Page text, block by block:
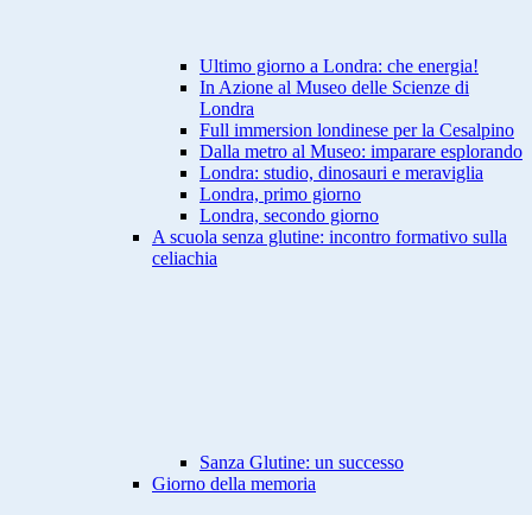
Ultimo giorno a Londra: che energia!
In Azione al Museo delle Scienze di
Londra
Full immersion londinese per la Cesalpino
Dalla metro al Museo: imparare esplorando
Londra: studio, dinosauri e meraviglia
Londra, primo giorno
Londra, secondo giorno
A scuola senza glutine: incontro formativo sulla
celiachia
Sanza Glutine: un successo
Giorno della memoria